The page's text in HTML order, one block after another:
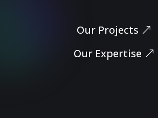
Our Projects
Our Expertise